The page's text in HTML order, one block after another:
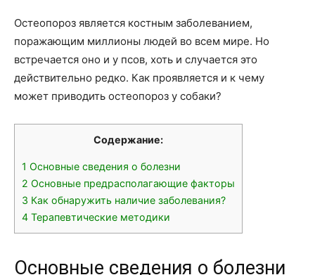
Остеопороз является костным заболеванием,
поражающим миллионы людей во всем мире. Но
встречается оно и у псов, хоть и случается это
действительно редко. Как проявляется и к чему
может приводить остеопороз у собаки?
Содержание:
1 Основные сведения о болезни
2 Основные предрасполагающие факторы
3 Как обнаружить наличие заболевания?
4 Терапевтические методики
Основные сведения о болезни